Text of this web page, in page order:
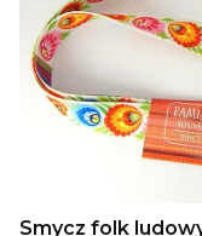
Smycz folk